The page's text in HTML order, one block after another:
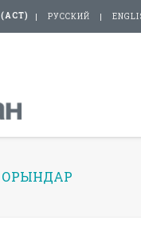
(АСТ) РУССКИЙ
ОРЫНДАР